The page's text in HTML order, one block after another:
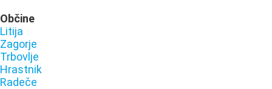
Občine
Litija
Zagorje
Trbovlje
Hrastnik
Radeče